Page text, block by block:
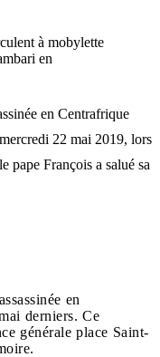
à mobylette
en
en Centrafrique
22 mai 2019, lors
pape François a salué sa
en
derniers. Ce
générale place Saint-